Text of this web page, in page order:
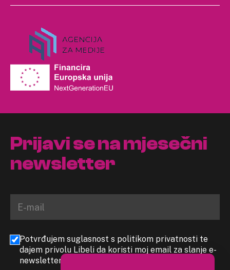
Prijavi se na mjesečni
newsletter
Potvrđujem suglasnost s politikom privatnosti te
dajem privolu Libeli da koristi moj email za slanje e-
newslettera